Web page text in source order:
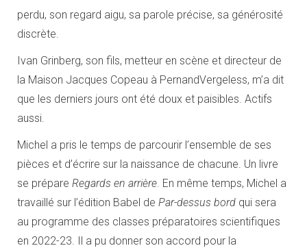
perdu, son regard aigu, sa parole précise, sa générosité
discrète.
Ivan Grinberg, son fils, metteur en scène et directeur de
la Maison Jacques Copeau à PernandVergeless, m’a dit
que les derniers jours ont été doux et paisibles. Actifs
aussi.
Michel a pris le temps de parcourir l’ensemble de ses
pièces et d’écrire sur la naissance de chacune. Un livre
se prépare Regards en arrière. En même temps, Michel a
travaillé sur l’édition Babel de Par-dessus bord qui sera
au programme des classes préparatoires scientifiques
en 2022-23. Il a pu donner son accord pour la